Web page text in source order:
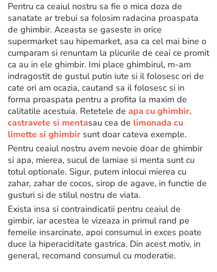
Pentru ca ceaiul nostru sa fie o mica doza de
sanatate ar trebui sa folosim radacina proaspata
de ghimbir. Aceasta se gaseste in orice
supermarket sau hipemarket, asa ca cel mai bine o
cumparam si renuntam la plicurile de ceai ce promit
ca au in ele ghimbir. Imi place ghimbirul, m-am
indragostit de gustul putin iute si il folosesc ori de
cate ori am ocazia, cautand sa il folosesc si in
forma proaspata pentru a profita la maxim de
calitatile acestuia. Retetele de apa cu ghimbir,
castravete si mentasau cea de limonada cu
limette si ghimbir sunt doar cateva exemple.
Pentru ceaiul nostru avem nevoie doar de ghimbir
si apa, mierea, sucul de lamiae si menta sunt cu
totul optionale. Sigur, putem inlocui mierea cu
zahar, zahar de cocos, sirop de agave, in functie de
gusturi si de stilul nostru de viata.
Exista insa si contraindicatii pentru ceaiul de
gimbir, iar acestea le vizeaza in primul rand pe
femeile insarcinate, apoi consumul in exces poate
duce la hiperaciditate gastrica. Din acest motiv, in
general, recomand consumul cu moderatie.